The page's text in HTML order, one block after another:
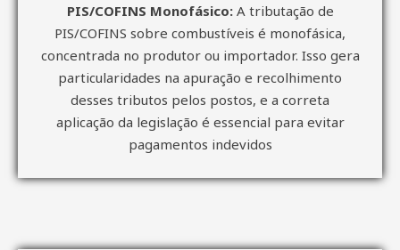
PIS/COFINS Monofásico:A tributação de
PIS/COFINS sobre combustíveis é monofásica,
concentrada no produtor ou importador. Isso gera
particularidades na apuração e recolhimento
desses tributos pelos postos, e a correta
aplicação da legislação é essencial para evitar
pagamentos indevidos